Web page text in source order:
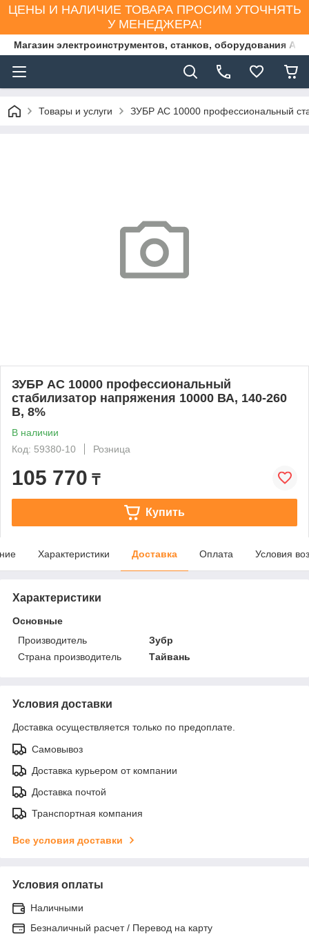
ЦЕНЫ И НАЛИЧИЕ ТОВАРА ПРОСИМ УТОЧНЯТЬ
У МЕНЕДЖЕРА!
Магазин электроинструментов, станков, оборудования
Товары и услуги ЗУБР АС 10000 профессиональный
ЗУБР АС 10000 профессиональный
стабилизатор напряжения 10000 ВА, 140-260
В, 8%
В наличии
Код: 59380-10
Розница
105 770 ₸
Купить
Характеристики Доставка Оплата Условия
Характеристики
Основные
Производитель
Зубр
Страна производитель
Тайвань
Условия доставки
Доставка осуществляется только по предоплате.
Самовывоз
Доставка курьером от компании
Доставка почтой
Транспортная компания
Все условия доставки
Условия оплаты
Наличными
Безналичный расчет / Перевод на карту